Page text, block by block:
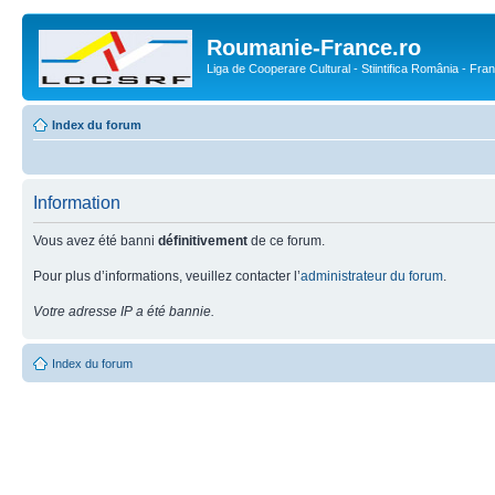
Roumanie-France.ro
Liga de Cooperare Cultural - Stiintifica România -
Index du forum
Information
Vous avez été banni définitivement de ce forum.
Pour plus d’informations, veuillez contacter l’administrateur du forum
Votre adresse IP a été bannie.
Index du forum